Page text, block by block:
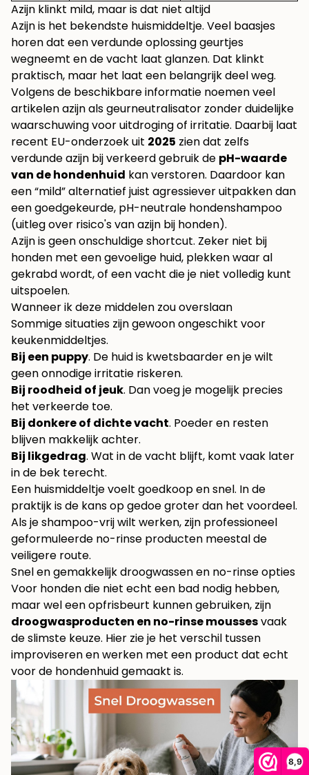
8,9
Azijn klinkt mild, maar is dat niet altijd
Azijn is het bekendste huismiddeltje. Veel baasjes
horen dat een verdunde oplossing geurtjes
wegneemt en de vacht laat glanzen. Dat klinkt
praktisch, maar het laat een belangrijk deel weg.
Volgens de beschikbare informatie noemen veel
artikelen azijn als geurneutralisator zonder duidelijke
waarschuwing voor uitdroging of irritatie. Daarbij laat
recent EU-onderzoek uit 2025 zien dat zelfs
verdunde azijn bij verkeerd gebruik de pH-waarde
van de hondenhuid kan verstoren. Daardoor kan
een “mild” alternatief juist agressiever uitpakken dan
een goedgekeurde, pH-neutrale hondenshampoo
(uitleg over risico's van azijn bij honden).
Azijn is geen onschuldige shortcut. Zeker niet bij
honden met een gevoelige huid, plekken waar al
gekrabd wordt, of een vacht die je niet volledig kunt
uitspoelen.
Wanneer ik deze middelen zou overslaan
Sommige situaties zijn gewoon ongeschikt voor
keukenmiddeltjes.
Bij een puppy. De huid is kwetsbaarder en je wilt
geen onnodige irritatie riskeren.
Bij roodheid of jeuk. Dan voeg je mogelijk precies
het verkeerde toe.
Bij donkere of dichte vacht. Poeder en resten
blijven makkelijk achter.
Bij likgedrag. Wat in de vacht blijft, komt vaak later
in de bek terecht.
Een huismiddeltje voelt goedkoop en snel. In de
praktijk is de kans op gedoe groter dan het voordeel.
Als je shampoo-vrij wilt werken, zijn professioneel
geformuleerde no-rinse producten meestal de
veiligere route.
Snel en gemakkelijk droogwassen en no-rinse opties
Voor honden die niet echt een bad nodig hebben,
maar wel een opfrisbeurt kunnen gebruiken, zijn
droogwasproducten en no-rinse moussesvaak
de slimste keuze. Hier zie je het verschil tussen
improviseren en werken met een product dat echt
voor de hondenhuid gemaakt is.